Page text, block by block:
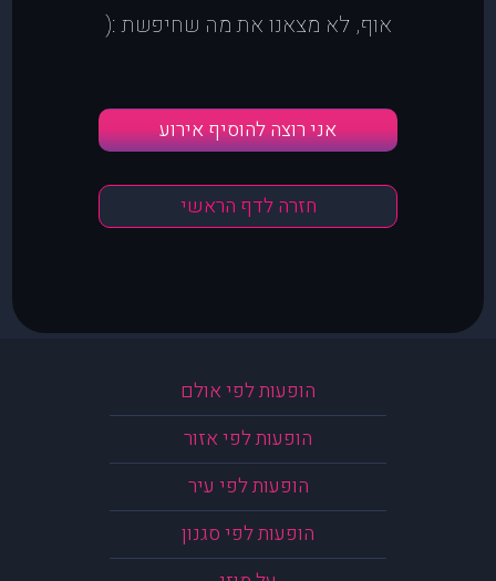
אוף, לא מצאנו את מה שחיפשת :(
אני רוצה להוסיף אירוע
חזרה לדף הראשי
הופעות לפי אולם
הופעות לפי אזור
הופעות לפי עיר
הופעות לפי סגנון